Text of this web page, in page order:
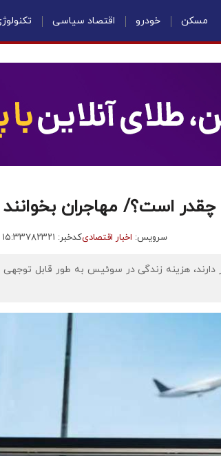
مسکن خودرو اقتصاد سیاسی
سرویس: اخبار اقتصادیکدخبر: ۷۸۲۳۲۱ ۱۴۰۵/
دارند، هزینه زندگی در سوئیس به طور قابل توجهی